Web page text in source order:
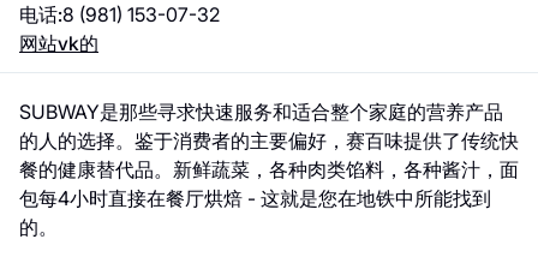
电话:8 (981) 153-07-32
网站vk的
SUBWAY是那些寻求快速服务和适合整个家庭的营养产品
的人的选择。鉴于消费者的主要偏好，赛百味提供了传统快
餐的健康替代品。新鲜蔬菜，各种肉类馅料，各种酱汁，面
包每4小时直接在餐厅烘焙 - 这就是您在地铁中所能找到
的。